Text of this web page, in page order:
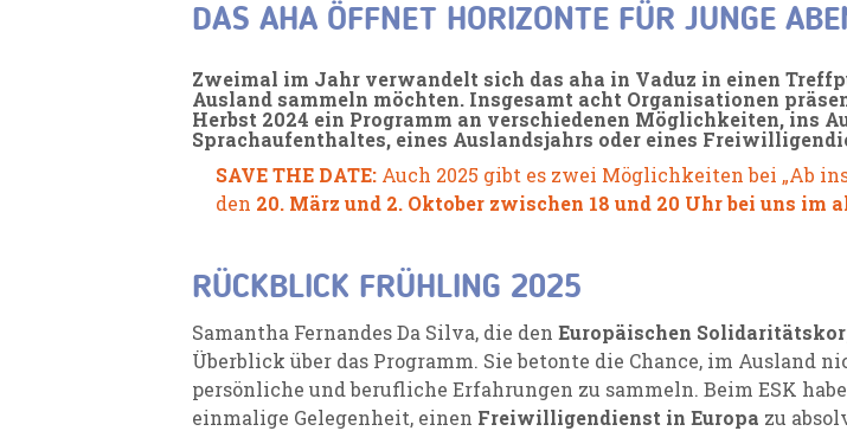
DAS AHA ÖFFNET HORIZONTE FÜR JUNGE
Zweimal im Jahr verwandelt sich das aha in Vaduz in einen
Ausland sammeln möchten. Insgesamt acht Organisationen
Herbst 2024 ein Programm an verschiedenen Möglichkeiten, ins
Sprachaufenthaltes, eines Auslandsjahrs oder eines
SAVE THE DATE: Auch 2025 gibt es zwei Möglichkeiten bei „Ab
den 20. März und 2. Oktober zwischen 18 und 20 Uhr bei uns im
RÜCKBLICK FRÜHLING 2025
Samantha Fernandes Da Silva, die den Europäischen
Überblick über das Programm. Sie betonte die Chance, im Ausland
persönliche und berufliche Erfahrungen zu sammeln. Beim ESK
einmalige Gelegenheit, einen Freiwilligendienst in Europa zu